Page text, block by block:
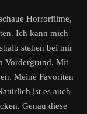
Horrorfilme,
Ich kann mich
stehen bei mir
Vordergrund. Mit
Meine Favoriten
ist es auch
Genau diese